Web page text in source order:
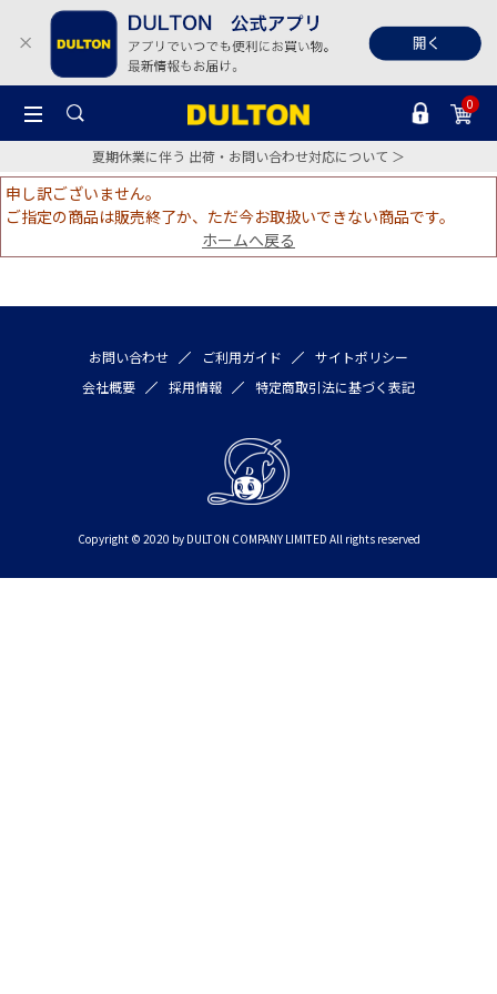
0
夏期休業に伴う 出荷・お問い合わせ対応について ＞
申し訳ございません。
ご指定の商品は販売終了か、ただ今お取扱いできない商品です。
ホームへ戻る
お問い合わせ ご利用ガイド
サイトポリシー
会社概要
採用情報 特定商取引法に基づく表記
Copyright © 2020 by DULTON COMPANY LIMITED All rights reserved